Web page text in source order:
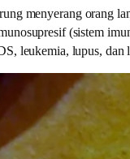
menyerang orang
(sistem
leukemia, lupus, dan